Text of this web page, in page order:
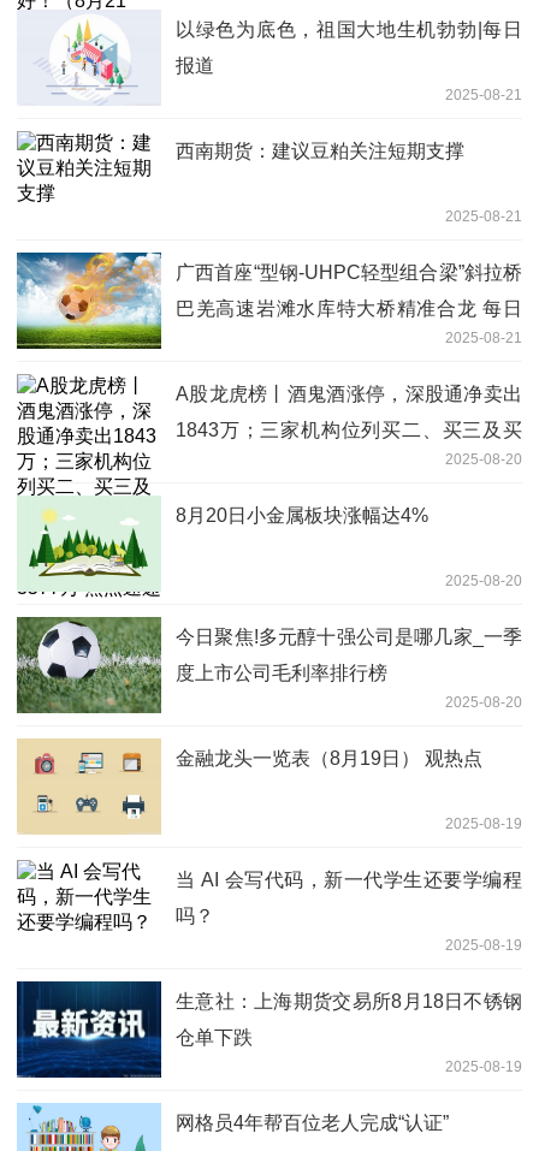
以绿色为底色，祖国大地生机勃勃|每日
报道
2025-08-21
西南期货：建议豆粕关注短期支撑
2025-08-21
广西首座“型钢-UHPC轻型组合梁”斜拉桥
巴羌高速岩滩水库特大桥精准合龙 每日
2025-08-21
A股龙虎榜丨酒鬼酒涨停，深股通净卖出
1843万；三家机构位列买二、买三及买
四席位，净买入1.66亿；游资山东帮净买
入3577万 焦点速递
2025-08-20
8月20日小金属板块涨幅达4%
2025-08-20
今日聚焦!多元醇十强公司是哪几家_一季
度上市公司毛利率排行榜
2025-08-20
金融龙头一览表（8月19日） 观热点
2025-08-19
当 AI 会写代码，新一代学生还要学编程
吗？
2025-08-19
生意社：上海期货交易所8月18日不锈钢
仓单下跌
2025-08-19
网格员4年帮百位老人完成“认证”